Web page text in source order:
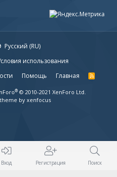
Русский (RU)
использования
Помощь Главная
R
S
® © 2010-2021 XenForo Ltd.
by xenfocus
Вход Регистрация Поиск